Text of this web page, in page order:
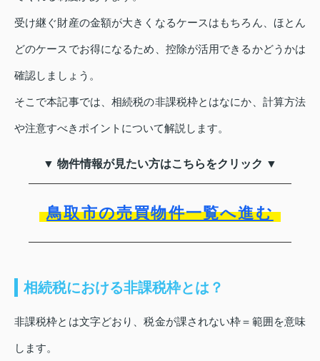
受け継ぐ財産の金額が大きくなるケースはもちろん、ほとん
どのケースでお得になるため、控除が活用できるかどうかは
確認しましょう。
そこで本記事では、相続税の非課税枠とはなにか、計算方法
や注意すべきポイントについて解説します。
▼ 物件情報が見たい方はこちらをクリック ▼
鳥取市の売買物件一覧へ進む
相続税における非課税枠とは？
非課税枠とは文字どおり、税金が課されない枠＝範囲を意味
します。